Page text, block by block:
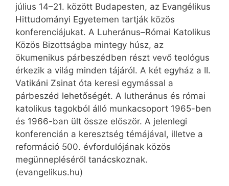
július 14–21. között Budapesten, az Evangélikus
Hittudományi Egyetemen tartják közös
konferenciájukat. A Luheránus–Római Katolikus
Közös Bizottságba mintegy húsz, az
ökumenikus párbeszédben részt vevő teológus
érkezik a világ minden tájáról. A két egyház a II.
Vatikáni Zsinat óta keresi egymással a
párbeszéd lehetőségét. A lutheránus és római
katolikus tagokból álló munkacsoport 1965-ben
és 1966-ban ült össze először. A jelenlegi
konferencián a keresztség témájával, illetve a
reformáció 500. évfordulójának közös
megünnepléséről tanácskoznak.
(evangelikus.hu)